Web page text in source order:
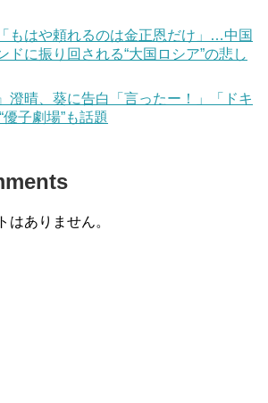
もはや頼れるのは金正恩だけ」…中国
ドに振り回される“大国ロシア”の悲し
澄晴、葵に告白「言ったー！」「ドキ
優子劇場”も話題
はありません。